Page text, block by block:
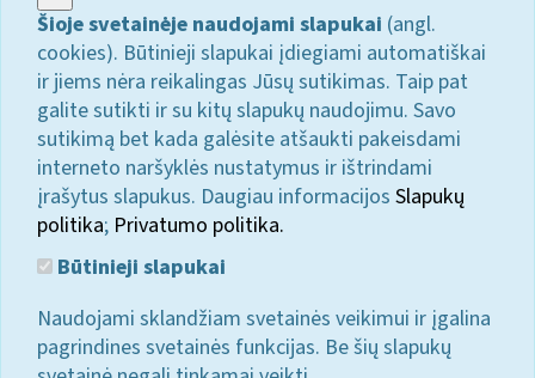
Šioje svetainėje naudojami slapukai (angl.
cookies). Būtinieji slapukai įdiegiami automatiškai
ir jiems nėra reikalingas Jūsų sutikimas. Taip pat
galite sutikti ir su kitų slapukų naudojimu. Savo
sutikimą bet kada galėsite atšaukti pakeisdami
interneto naršyklės nustatymus ir ištrindami
įrašytus slapukus. Daugiau informacijos Slapukų
politika; Privatumo politika.
Būtinieji slapukai
Naudojami sklandžiam svetainės veikimui ir įgalina
pagrindines svetainės funkcijas. Be šių slapukų